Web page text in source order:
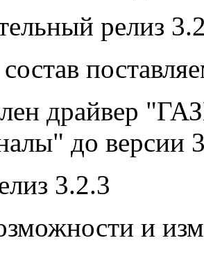
релиз
драйвер
до версии
3.2.3
и